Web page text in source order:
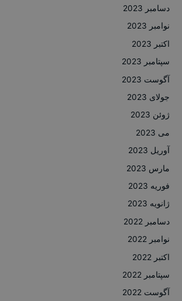
دسامبر 2023
نوامبر 2023
اکتبر 2023
سپتامبر 2023
آگوست 2023
جولای 2023
ژوئن 2023
می 2023
آوریل 2023
مارس 2023
فوریه 2023
ژانویه 2023
دسامبر 2022
نوامبر 2022
اکتبر 2022
سپتامبر 2022
آگوست 2022